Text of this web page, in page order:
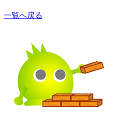
一覧へ戻る